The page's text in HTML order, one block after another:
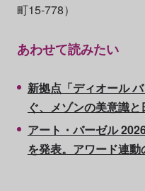
町15-778）
あわせて読みたい
新拠点「ディオール
ぐ、メゾンの美意識
アート・バーゼル
を発表。アワード連